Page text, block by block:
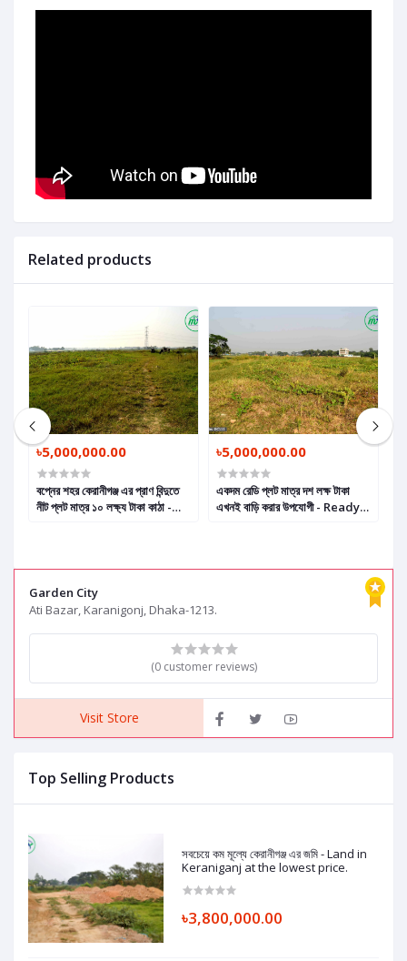
Garden City
Ati Bazar, Karanigonj, Dhaka-1213.
(0 customer reviews)
Visit Store
Top Selling Products
সবচেয়ে কম মূল্যে কেরানীগঞ্জ এর জমি - Land in
Keraniganj at the lowest price.
৳3,800,000.00
Related products
৳5,000,000.00
বপ্নের শহর কেরানীগঞ্জ এর প্রাণ বিন্দুতে
নীট প্লট মাত্র ১০ লক্ষ্য টাকা কাঠা -
৳5,000,000.00
একদম রেডি প্লট মাত্র দশ লক্ষ টাকা
এখনই বাড়ি করার উপযোগী - Ready